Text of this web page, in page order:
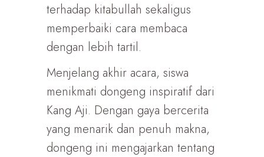
terhadap kitabullah sekaligus
memperbaiki cara membaca
dengan lebih tartil.
Menjelang akhir acara, siswa
menikmati dongeng inspiratif dari
Kang Aji. Dengan gaya bercerita
yang menarik dan penuh makna,
dongeng ini mengajarkan tentang